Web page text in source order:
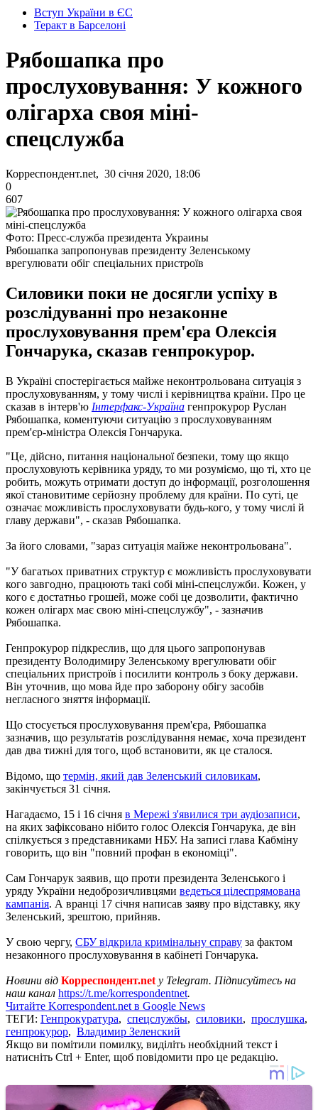
Вступ України в ЄС
Теракт в Барселоні
Рябошапка про
прослуховування: У кожного
олігарха своя міні-
спецслужба
Корреспондент.net, 30 січня 2020, 18:06
0
607
Фото: Пресс-служба президента Украины
Рябошапка запропонував президенту Зеленському
врегулювати обіг спеціальних пристроїв
Силовики поки не досягли успіху в
розслідуванні про незаконне
прослуховування прем'єра Олексія
Гончарука, сказав генпрокурор.
В Україні спостерігається майже неконтрольована ситуація з
прослуховуванням, у тому числі і керівництва країни. Про це
сказав в інтерв'ю Інтерфакс-Україна генпрокурор Руслан
Рябошапка, коментуючи ситуацію з прослуховуванням
прем'єр-міністра Олексія Гончарука.
"Це, дійсно, питання національної безпеки, тому що якщо
прослуховують керівника уряду, то ми розуміємо, що ті, хто це
робить, можуть отримати доступ до інформації, розголошення
якої становитиме серйозну проблему для країни. По суті, це
означає можливість прослуховувати будь-кого, у тому числі й
главу держави", - сказав Рябошапка.
За його словами, "зараз ситуація майже неконтрольована".
"У багатьох приватних структур є можливість прослуховувати
кого завгодно, працюють такі собі міні-спецслужби. Кожен, у
кого є достатньо грошей, може собі це дозволити, фактично
кожен олігарх має свою міні-спецслужбу", - зазначив
Рябошапка.
Генпрокурор підкреслив, що для цього запропонував
президенту Володимиру Зеленському врегулювати обіг
спеціальних пристроїв і посилити контроль з боку держави.
Він уточнив, що мова йде про заборону обігу засобів
негласного зняття інформації.
Що стосується прослуховування прем'єра, Рябошапка
зазначив, що результатів розслідування немає, хоча президент
дав два тижні для того, щоб встановити, як це сталося.
Відомо, що термін, який дав Зеленський силовикам,
закінчується 31 січня.
Нагадаємо, 15 і 16 січня в Мережі з'явилися три аудіозаписи,
на яких зафіксовано нібито голос Олексія Гончарука, де він
спілкується з представниками НБУ. На записі глава Кабміну
говорить, що він "повний профан в економіці".
Сам Гончарук заявив, що проти президента Зеленського і
уряду України недоброзичливцями ведеться цілеспрямована
кампанія. А вранці 17 січня написав заяву про відставку, яку
Зеленський, зрештою, прийняв.
У свою чергу, СБУ відкрила кримінальну справу за фактом
незаконного прослуховування в кабінеті Гончарука.
Новини від Корреспондент.net у Telegram. Підписуйтесь на
наш канал https://t.me/korrespondentnet.
Читайте Korrespondent.net в Google News
ТЕГИ: Генпрокуратура, спецслужбы, силовики, прослушка,
генпрокурор, Владимир Зеленский
Якщо ви помітили помилку, виділіть необхідний текст і
натисніть Ctrl + Enter, щоб повідомити про це редакцію.